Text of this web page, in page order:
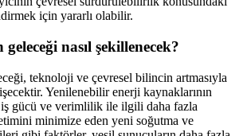
için yararlı olabilir.
nasıl şekillenecek?
teknoloji ve çevresel bilincin artmasıyla
Yenilenebilir enerji kaynaklarının
iş gücü ve verimlilik ile ilgili daha fazla
minimize eden yeni soğutma ve